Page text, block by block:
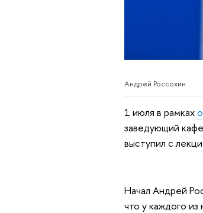
Андрей Россохин
1 июля в рамках
заведующий
выступил с
Начал Андрей
что у каждого